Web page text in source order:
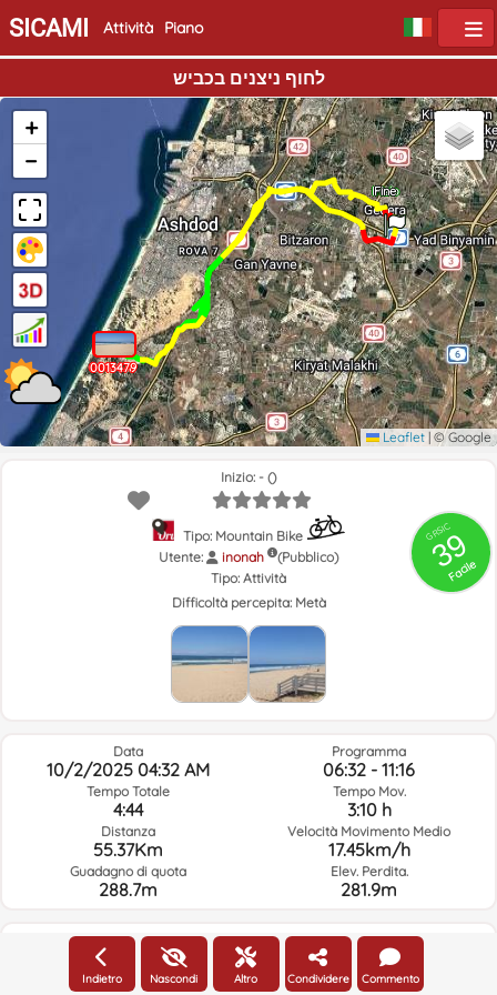
SICAMI Attività Piano
לחוף ניצנים בכביש
Inizio
Fine
0013478
0013479
+
−
Leaflet | © Google
GRSIC
39
Facile
Inizio: - ()
Tipo: Mountain Bike
Utente:
inonah
(Pubblico)
Tipo: Attività
Difficoltà percepita: Metà
Data
10/2/2025 04:32 AM
Tempo Totale
4:44
Distanza
55.37Km
Guadagno di quota
288.7m
Programma
06:32 - 11:16
Tempo Mov.
3:10 h
Velocità Movimento Medio
17.45km/h
Elev. Perdita.
281.9m
Meteo Del Giorno Del Percorso E Orario Selezionato
Indietro Nascondi Altro Condividere Commento